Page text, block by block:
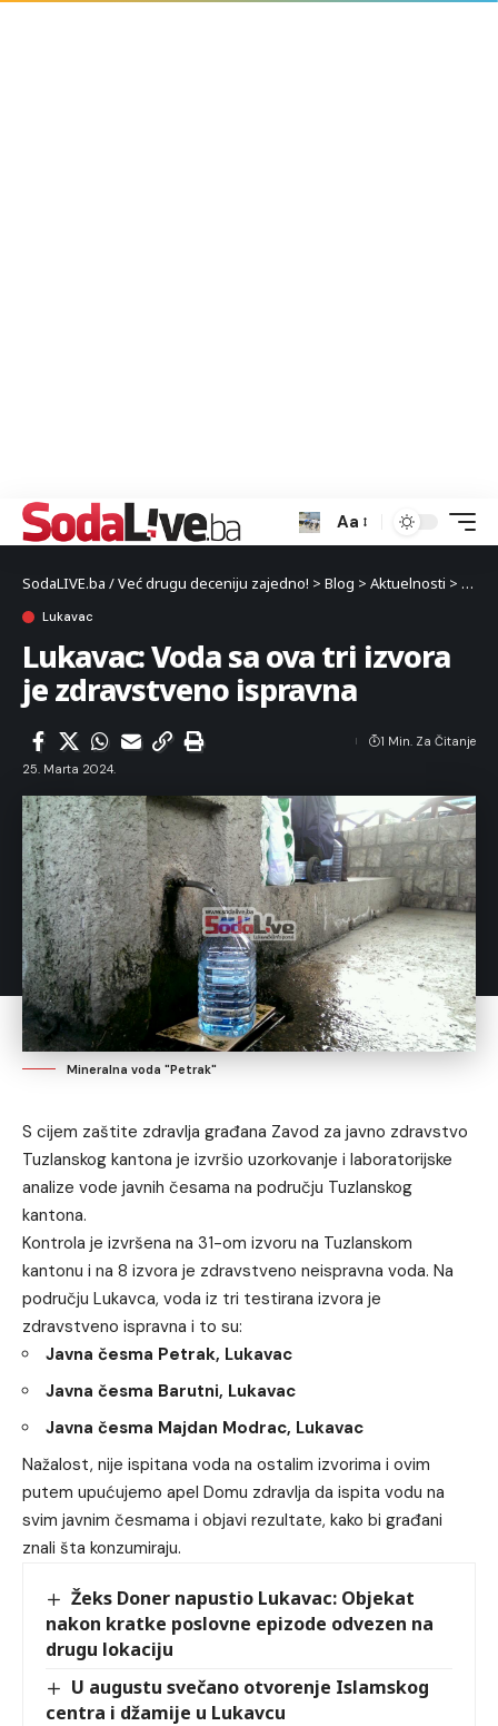
Aa
SodaLIVE.ba / Već drugu deceniju zajedno! > Blog > Aktuelnosti >
Lukavac
Lukavac: Voda sa ova tri izvora
je zdravstveno ispravna
25. Marta 2024.
1 Min. Za Čitanje
Mineralna voda "Petrak"
S cijem zaštite zdravlja građana Zavod za javno zdravstvo
Tuzlanskog kantona je izvršio uzorkovanje i laboratorijske
analize vode javnih česama na području Tuzlanskog
kantona.
Kontrola je izvršena na 31-om izvoru na Tuzlanskom
kantonu i na 8 izvora je zdravstveno neispravna voda. Na
području Lukavca, voda iz tri testirana izvora je
zdravstveno ispravna i to su:
Javna česma Petrak, Lukavac
Javna česma Barutni, Lukavac
Javna česma Majdan Modrac, Lukavac
Nažalost, nije ispitana voda na ostalim izvorima i ovim
putem upućujemo apel Domu zdravlja da ispita vodu na
svim javnim česmama i objavi rezultate, kako bi građani
znali šta konzumiraju.
Žeks Doner napustio Lukavac: Objekat
nakon kratke poslovne epizode odvezen na
drugu lokaciju
U augustu svečano otvorenje Islamskog
centra i džamije u Lukavcu